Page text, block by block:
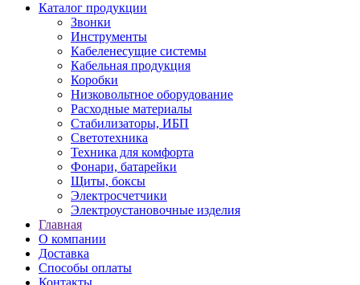
Каталог продукции
Звонки
Инструменты
Кабеленесущие системы
Кабельная продукция
Коробки
Низковольтное оборудование
Расходные материалы
Стабилизаторы, ИБП
Светотехника
Техника для комфорта
Фонари, батарейки
Щиты, боксы
Электросчетчики
Электроустановочные изделия
Главная
О компании
Доставка
Способы оплаты